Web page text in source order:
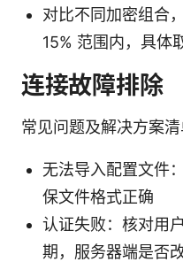
对比不同加密组合
15% 范围内，具体
连接故障排除
常见问题及解决方案清
无法导入配置文件
保文件格式正确
认证失败：核对用
期，服务器端是否